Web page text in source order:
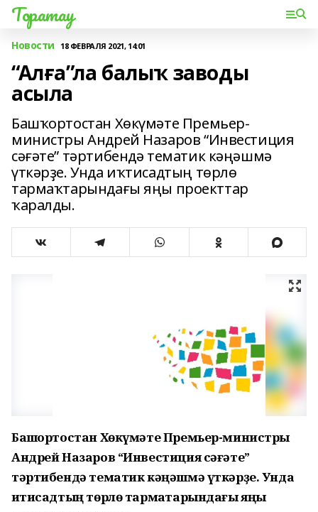
Торатау
Новости 18 ФЕВРАЛЯ 2021, 14:01
“Алға”ла балыҡ заводы
асыла
Башҡортостан Хөкүмәте Премьер-
министры Андрей Назаров “Инвестиция
сәғәте” тәртибендә тематик кәңәшмә
үткәрҙе. Унда иҡтисадтың төрлө
тармаҡтарындағы яңы проекттар
ҡаралды.
Башҡортостан Хөкүмәте Премьер-министры
Андрей Назаров “Инвестиция сәғәте”
тәртибендә тематик кәңәшмә үткәрҙе. Унда
иҡтисадтың төрлө тармаҡтарындағы яңы